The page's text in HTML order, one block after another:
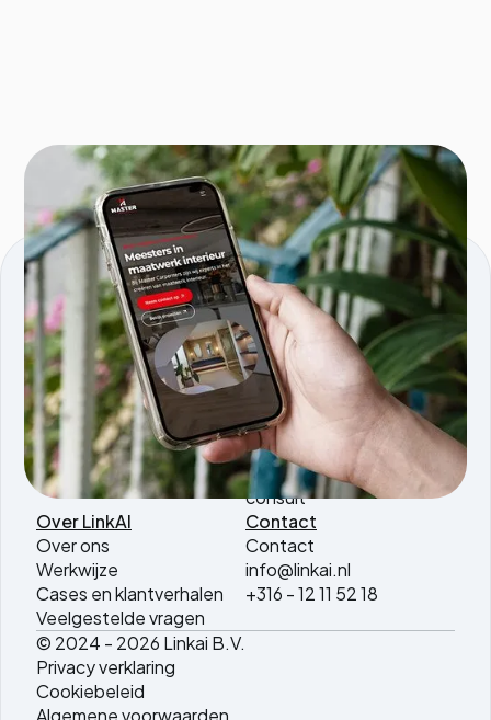
KVK nmmr: 96595353
Comeniusstraat 5, 1817MS, Alkmaar
Producten
Tools.linkai.nl
Magazine PDF to WP
AI vertaaltool
AI SEO Briefing
Services
AI agents
AI software
development
AI automatisering
consult
Over LinkAI
Over ons
Werkwijze
Cases en klantverhalen
Veelgestelde vragen
Contact
Contact
info@linkai.nl
+316 - 12 11 52 18
© 2024 - 2026 Linkai B.V.
Privacy verklaring
Cookiebeleid
Algemene voorwaarden